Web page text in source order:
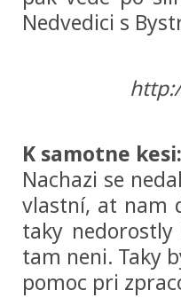
Nedvedici s
K samotne kesi:
Nachazi se
vlastní, at nam
taky nedorostly
tam neni. Taky
pomoc pri